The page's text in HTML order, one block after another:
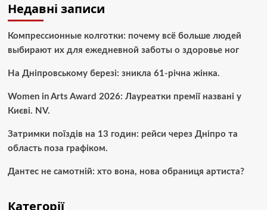
Недавні записи
Компрессионные колготки: почему всё больше людей
выбирают их для ежедневной заботы о здоровье ног
На Дніпровському березі: зникла 61-річна жінка.
Women in Arts Award 2026: Лауреатки премії названі у
Києві. NV.
Затримки поїздів на 13 годин: рейси через Дніпро та
область поза графіком.
Дантес не самотній: хто вона, нова обраниця артиста?
Категорії